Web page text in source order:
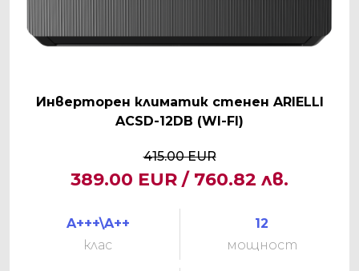
Инверторен климатик стенен ARIELLI
ACSD-12DB (WI-FI)
415.00 EUR
389.00 EUR / 760.82 лв.
A+++\A++
клас
12
мощност